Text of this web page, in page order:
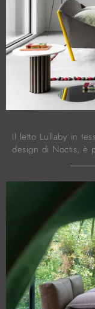
Il letto Lullaby in
design di Noctis, è